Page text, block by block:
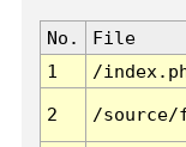
No. File
1
/
2 /source/